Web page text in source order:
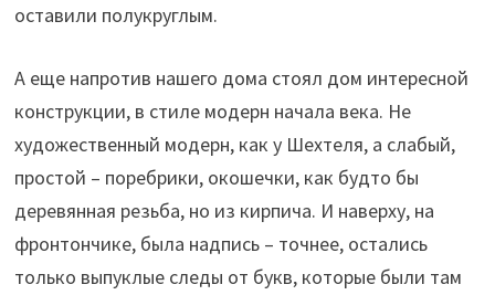
оставили полукруглым.
А еще напротив нашего дома стоял дом интересной
конструкции, в стиле модерн начала века. Не
художественный модерн, как у Шехтеля, а слабый,
простой – поребрики, окошечки, как будто бы
деревянная резьба, но из кирпича. И наверху, на
фронтончике, была надпись – точнее, остались
только выпуклые следы от букв, которые были там